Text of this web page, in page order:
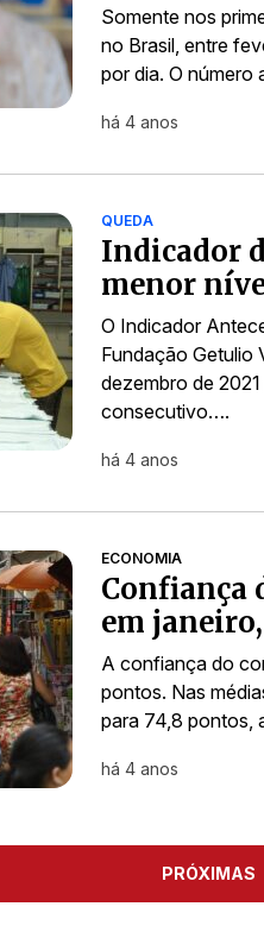
Somente nos
no Brasil, entre
por dia. O
há 4 anos
QUEDA
Indicador
menor
O Indicador
Fundação Getulio
dezembro de
consecutivo….
há 4 anos
ECONOMIA
Confiança
em
A confiança do
pontos. Nas
para 74,8 pontos,
há 4 anos
PRÓXIMAS